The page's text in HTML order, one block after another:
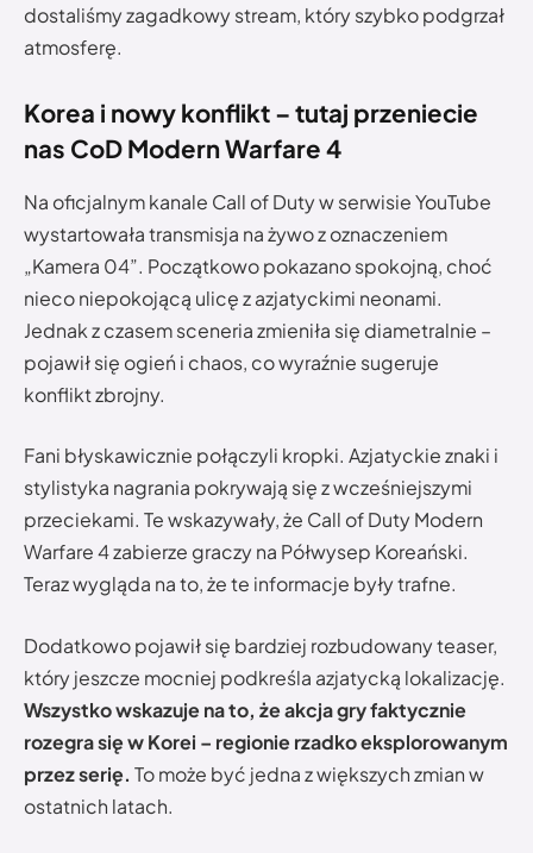
dostaliśmy zagadkowy stream, który szybko podgrzał
atmosferę.
Korea i nowy konflikt – tutaj przeniecie
nas CoDModern Warfare 4
Na oficjalnym kanale Call of Duty w serwisie YouTube
wystartowała transmisja na żywo z oznaczeniem
„Kamera 04”. Początkowo pokazano spokojną, choć
nieco niepokojącą ulicę z azjatyckimi neonami.
Jednak z czasem sceneria zmieniła się diametralnie –
pojawił się ogień i chaos, co wyraźnie sugeruje
konflikt zbrojny.
Fani błyskawicznie połączyli kropki. Azjatyckie znaki i
stylistyka nagrania pokrywają się z wcześniejszymi
przeciekami. Te wskazywały, że Call of Duty Modern
Warfare 4 zabierze graczy na Półwysep Koreański.
Teraz wygląda na to, że te informacje były trafne.
Dodatkowo pojawił się bardziej rozbudowany teaser,
który jeszcze mocniej podkreśla azjatycką lokalizację.
Wszystko wskazuje na to, że akcja gry faktycznie
rozegra się w Korei – regionie rzadko eksplorowanym
przez serię. To może być jedna z większych zmian w
ostatnich latach.